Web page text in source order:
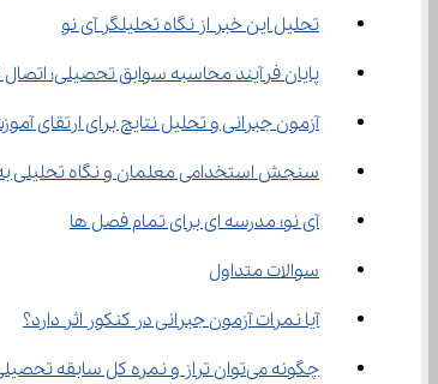
تحلیل این خبر از نگاه تحلیلگر آی نو
پایان فرآیند محاسبه سوابق تحصیلی؛
آزمون جبرانی و تحلیل نتایج برای
سنجش استخدامی معلمان و نگاه تحلیلی
آی نو؛ مدرسه ای برای تمام فصل ها
سوالات متداول
آیا نمرات آزمون جبرانی در کنکور اثر دارد؟
چگونه می‌توان تراز و نمره کل سابقه تحصیلی را مشاهده کرد؟